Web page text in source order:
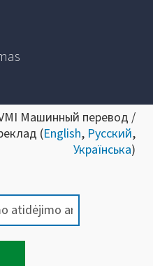
Машинный перевод /
(English, Русский,
Українська)